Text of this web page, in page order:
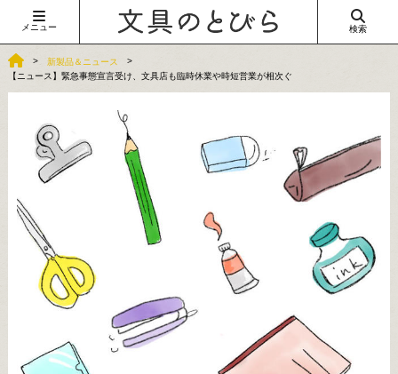
メニュー 検索
新製品＆ニュース
【ニュース】緊急事態宣言受け、文具店も臨時休業や時短営業が相次ぐ